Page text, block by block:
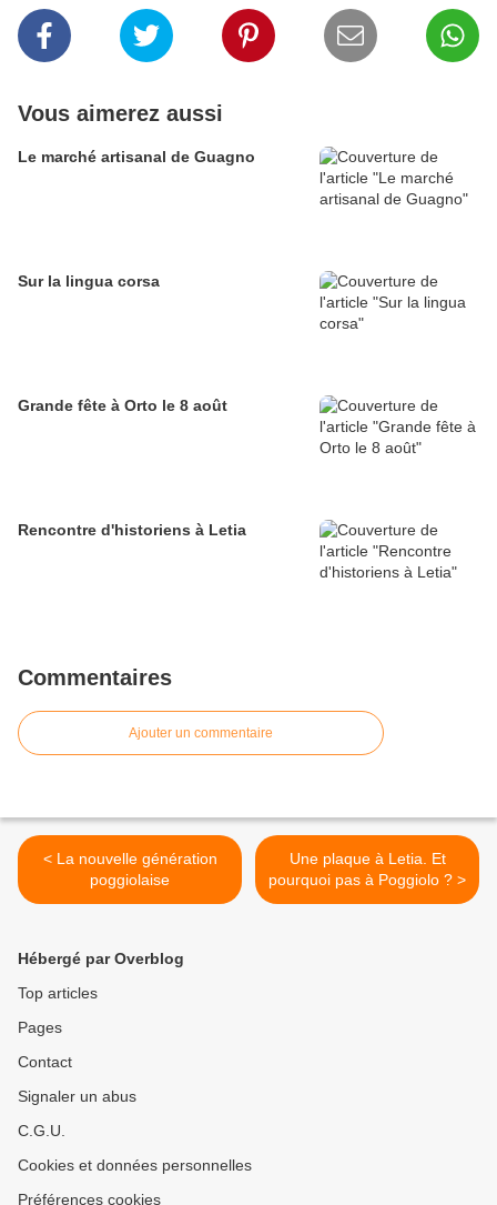
Vous aimerez aussi
Le marché artisanal de Guagno
Sur la lingua corsa
Grande fête à Orto le 8 août
Rencontre d'historiens à Letia
Commentaires
Ajouter un commentaire
< La nouvelle génération
poggiolaise
Une plaque à Letia. Et
pourquoi pas à Poggiolo ? >
Hébergé par Overblog
Top articles
Pages
Contact
Signaler un abus
C.G.U.
Cookies et données personnelles
Préférences cookies